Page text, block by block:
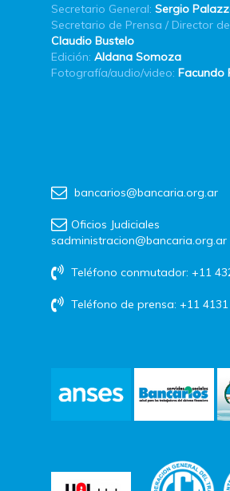
Secretario General: Sergio
Secretario de Prensa / Director
Claudio Bustelo
Edición: Aldana Somoza
Fotografía/audio/video: Facundo
bancarios@bancaria.org.ar
Oficios Judiciales
sadministracion@bancaria.org.ar
Teléfono conmutador: +11
Teléfono de prensa: +11